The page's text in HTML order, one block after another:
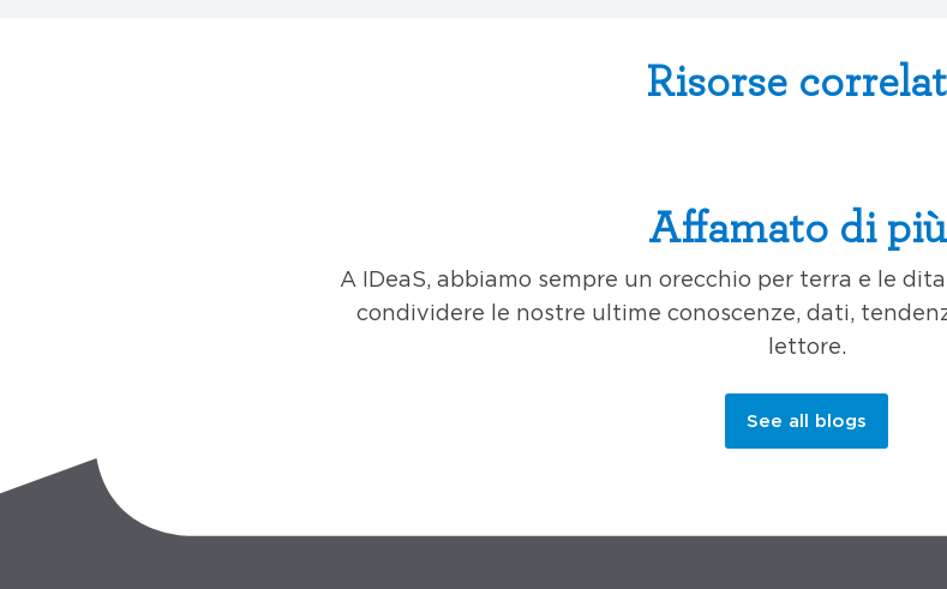
Risorse
Affamato di
A IDeaS, abbiamo sempre un orecchio per terra e le
condividere le nostre ultime conoscenze, dati,
lettore.
See all blogs